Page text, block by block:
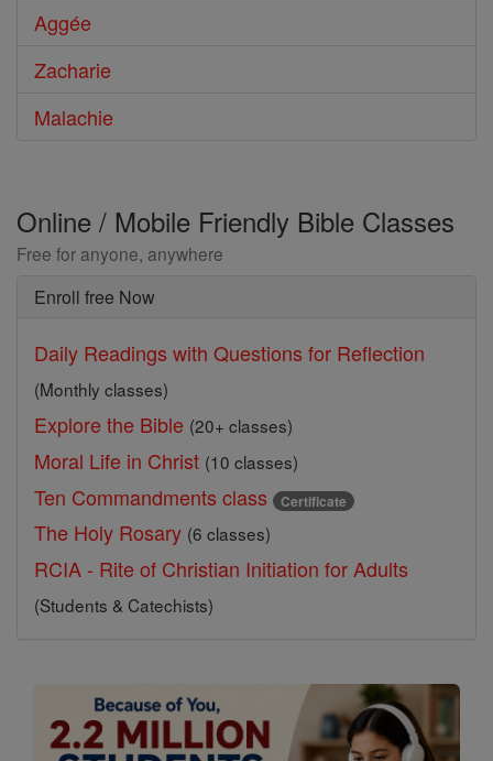
Aggée
Zacharie
Malachie
Online / Mobile Friendly Bible Classes
Free for anyone, anywhere
Enroll free Now
Daily Readings with Questions for Reflection
(Monthly classes)
Explore the Bible (20+ classes)
Moral Life in Christ (10 classes)
Ten Commandments class Certificate
The Holy Rosary (6 classes)
RCIA - Rite of Christian Initiation for Adults
(Students & Catechists)